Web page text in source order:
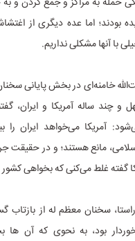
بودند؛ اما عده دیگری از
با آنها مشکلی نداریم.
خامنه‌ای در بخش پایانی
و چند ساله آمریکا و ایران،
آمریکا می‌خواهد ایران را
مانع هستند؛ و در حقیقت
گفته غلط می‌کنی که بخواهی کشور
سخنان معظم له از بازتاب
بود، به نحوی که آن